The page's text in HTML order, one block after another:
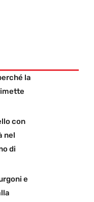
la
con
nel
di
e